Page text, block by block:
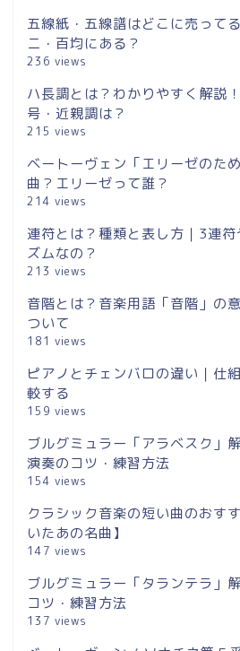
五線紙・五線譜はどこに売って
ニ・百均にある？
236 views
ハ長調とは？わかりやすく解説
号・近親調は？
215 views
ベートーヴェン「エリーゼのた
曲？エリーゼって誰？
214 views
連符とは？種類と表し方｜3連
ズムなの？
213 views
音階とは？音楽用語「音階」の
ついて
181 views
ピアノとチェンバロの違い｜仕
較する
159 views
ブルグミュラー「アラベスク」
演奏のコツ・練習方法
154 views
クラシック音楽の短い曲のおす
いたあの名曲】
147 views
ブルグミュラー「タランテラ」
コツ・練習方法
137 views